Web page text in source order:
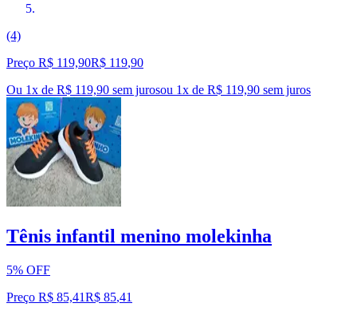
(4)
Preço R$ 119,90R$ 119,90
Ou 1x de R$ 119,90 sem jurosou 1x de R$ 119,90 sem juros
Tênis infantil menino molekinha
5% OFF
Preço R$ 85,41R$ 85,41